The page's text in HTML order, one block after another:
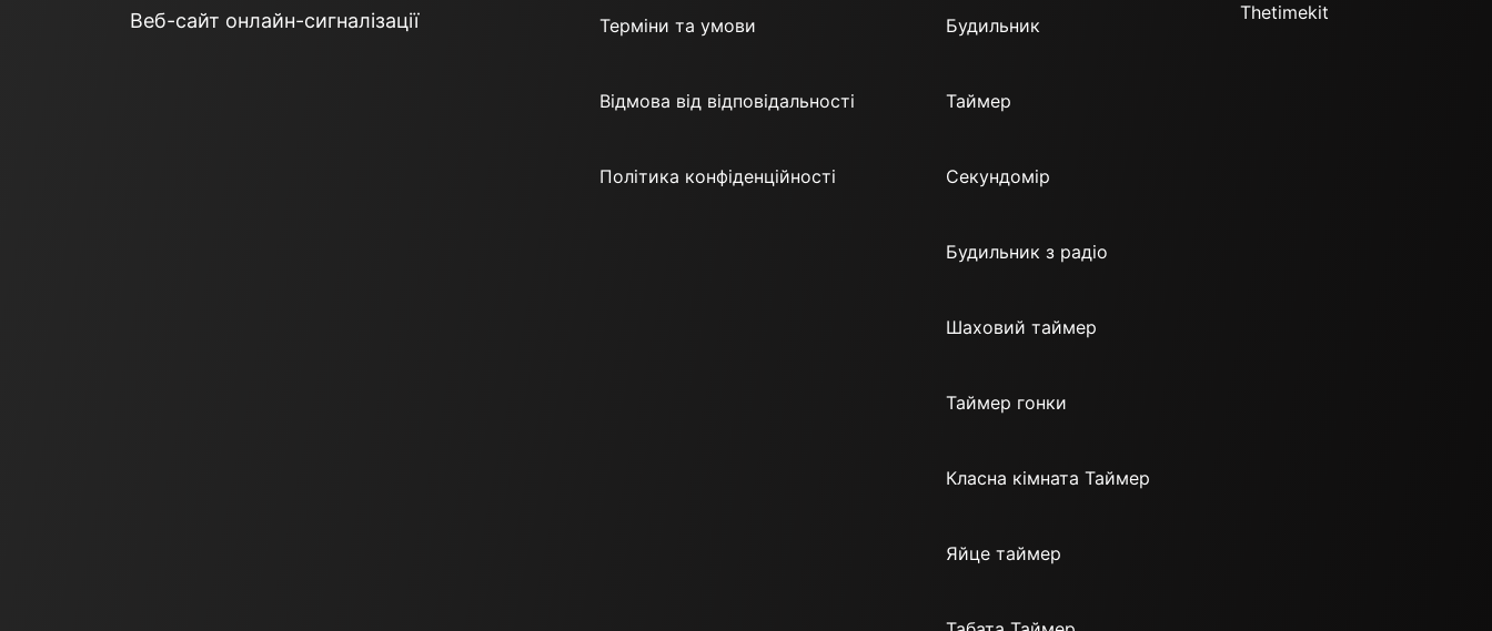
Веб-сайт онлайн-сигналізації Терміни та умови
Відмова від відповідальності
Політика конфіденційності
Будильник
Таймер
Секундомір
Будильник з радіо
Шаховий таймер
Таймер гонки
Класна кімната Таймер
Яйце таймер
Thetimekit